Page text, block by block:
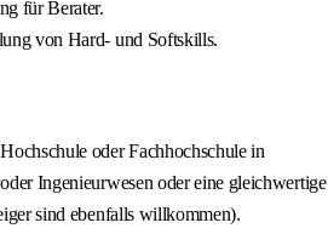
für Berater.
von Hard- und Softskills.
oder Fachhochschule in
Ingenieurwesen oder eine gleichwertige
sind ebenfalls willkommen).